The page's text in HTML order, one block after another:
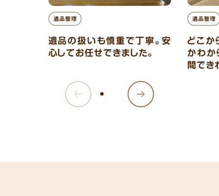
遺品整理
遺品の扱いも慎重で丁寧。安
心してお任せできました。
遺品整理
どこか
かわか
間でき